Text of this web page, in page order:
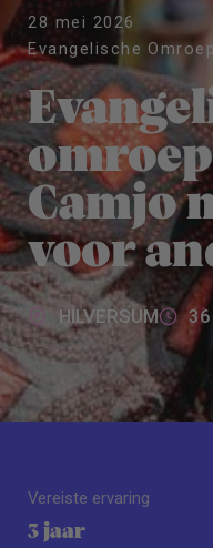
28 mei 2026
Evangelische Omroep
Camjo
voor
HILVERSUM 36
Vereiste ervaring
3 jaar